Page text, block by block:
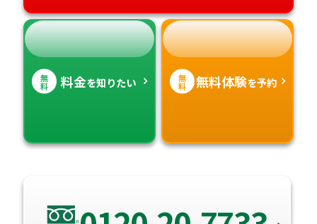
無
料 料金を知りたい 無
料 無料体験を予約